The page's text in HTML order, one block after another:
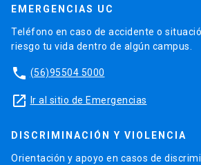
EMERGENCIAS UC
Teléfono en caso de accidente o
riesgo tu vida dentro de algún campus.
phone (56)95504 5000
launch Ir al sitio de Emergencias
DISCRIMINACIÓN Y VIOLENCIA
Orientación y apoyo en casos de